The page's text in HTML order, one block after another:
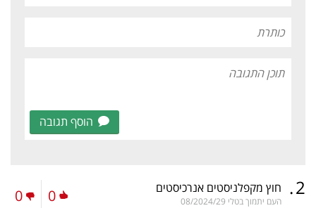
הוסף תגובה
2
. חוץ מקפלניסטים אנרכיסטים
העם יתמוך בטלי 08/2024/29
0
0